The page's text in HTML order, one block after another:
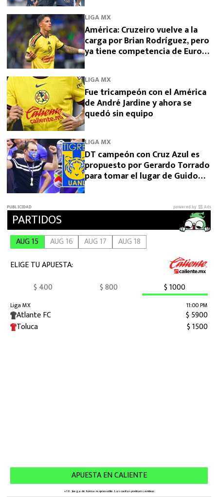
LIGA MX
América: Cruzeiro vuelve a la
carga por Brian Rodríguez, pero
ya tiene competencia de Europa
LIGA MX
Fue tricampeón con el América
de André Jardine y ahora se
quedó sin equipo
LIGA MX
DT campeón con Cruz Azul es
propuesto por Gerardo Torrado
para tomar el lugar de Guido